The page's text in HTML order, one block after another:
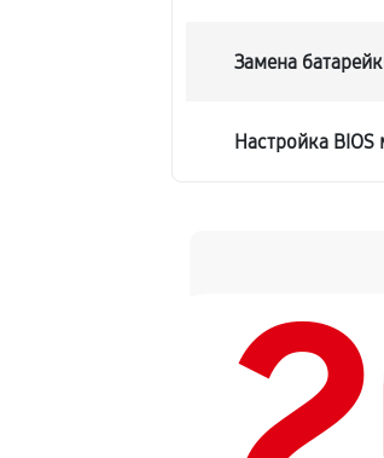
Замена
Настройка BIOS